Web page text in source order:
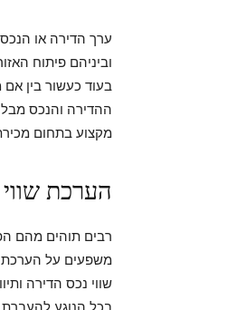
ערך הדירה או
וביניהם פיתוח
בעוד כעשור בין אם
ההדירה והנכס
מקצוע בתחום
הערכת
רבים תוהים מהם
משפעים על הערכת
שווי נכס הדירה
בכל הנוגע